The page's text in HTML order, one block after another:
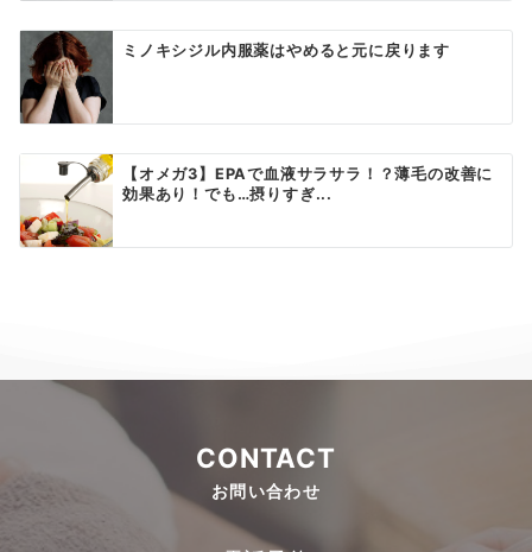
ミノキシジル内服薬はやめると元に戻ります
【オメガ3】EPAで血液サラサラ！？薄毛の改善に
効果あり！でも…摂りすぎ...
CONTACT
お問い合わせ